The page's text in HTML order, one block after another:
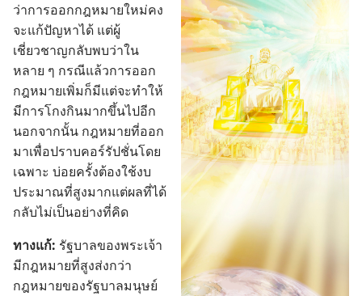
ว่าการออกกฎหมายใหม่คง
จะแก้ปัญหาได้ แต่ผู้
เชี่ยวชาญกลับพบว่าใน
หลาย ๆ กรณีแล้วการออก
กฎหมายเพิ่มก็มีแต่จะทำให้
มีการโกงกินมากขึ้นไปอีก
นอกจากนั้น กฎหมายที่ออก
มาเพื่อปราบคอร์รัปชั่นโดย
เฉพาะ บ่อยครั้งต้องใช้งบ
ประมาณที่สูงมากแต่ผลที่ได้
กลับไม่เป็นอย่างที่คิด
ทางแก้: รัฐบาลของพระเจ้า
มีกฎหมายที่สูงส่งกว่า
กฎหมายของรัฐบาลมนุษย์